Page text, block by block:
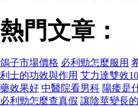
熱門文章：
鴿子市場價格 必利勁怎麼服用
利士的功效與作用 艾力達雙效
藥效果好 中醫院看男科 陽痿是
必利勁怎麼查真假 讓陰莖變長